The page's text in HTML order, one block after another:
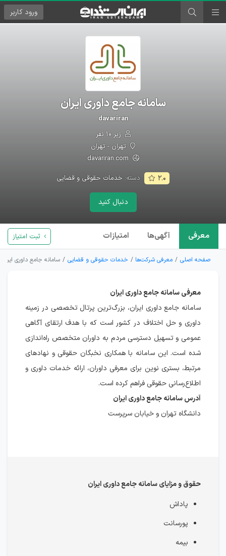
ورود کاربر
سامانه جامع داوری ایران
davariran
زیر ۱۰ نفر
تهران - تهران
davariran.com
۲.۰ دسته: خدمات حقوقی و قضایی
دنبال کنید
معرفی آگهی‌ها امتیازات ثبت امتیاز
صفحه اصلی معرفی شرکت‌ها خدمات حقوقی و قضایی سامانه جامع داوری ایران
معرفی سامانه جامع داوری ایران
سامانه جامع داوری ایران، بزرگ‌ترین پرتال تخصصی در زمینه
داوری و حل اختلاف در کشور است که با هدف ارتقای آگاهی
عمومی و تسهیل دسترسی مردم به داوران متخصص راه‌اندازی
شده است. این سامانه با همکاری نخبگان حقوقی و نهادهای
مرتبط، بستری نوین برای معرفی داوران، ارائه خدمات داوری و
اطلاع‌رسانی حقوقی فراهم کرده است.
آدرس سامانه جامع داوری ایران
دانشگاه تهران و خیابان سرپرست
حقوق و مزایای سامانه جامع داوری ایران
پاداش
پورسانت
بیمه